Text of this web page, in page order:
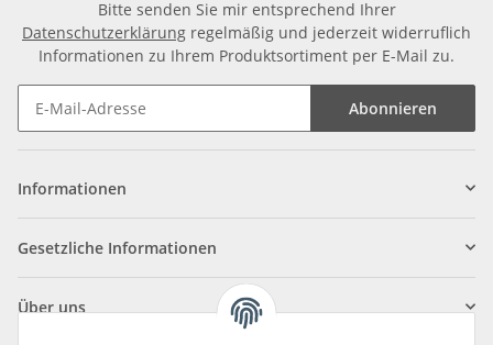
Bitte senden Sie mir entsprechend Ihrer
Datenschutzerklärung regelmäßig und jederzeit widerruflich
Informationen zu Ihrem Produktsortiment per E-Mail zu.
Abonnieren
Informationen
Gesetzliche Informationen
Über uns